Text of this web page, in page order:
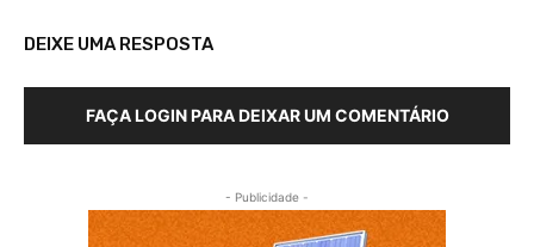
DEIXE UMA RESPOSTA
FAÇA LOGIN PARA DEIXAR UM COMENTÁRIO
- Publicidade -